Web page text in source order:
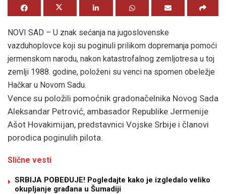
NOVI SAD – U znak sećanja na jugoslovenske
vazduhoplovce koji su poginuli prilikom dopremanja pomoći
jermenskom narodu, nakon katastrofalnog zemljotresa u toj
zemlji 1988. godine, položeni su venci na spomen obeležje
Hačkar u Novom Sadu.
Vence su položili pomoćnik gradonačelnika Novog Sada
Aleksandar Petrović, ambasador Republike Jermenije
Ašot Hovakimijan, predstavnici Vojske Srbije i članovi
porodica poginulih pilota.
Slične vesti
SRBIJA POBEĐUJE! Pogledajte kako je izgledalo veliko
okupljanje građana u Šumadiji